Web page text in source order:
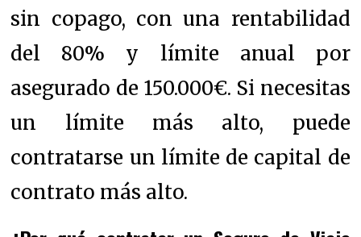
sin copago, con una rentabilidad
del 80% y límite anual por
asegurado de 150.000€. Si necesitas
un límite más alto, puede
contratarse un límite de capital de
contrato más alto.